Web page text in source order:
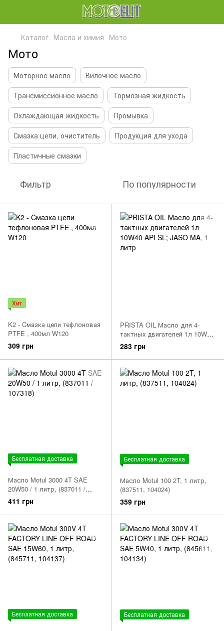
Каталог Масла и химия Мото
Мото
Моторное масло
Вилочное масло
Трансмиссионное масло
Тормозная жидкость
Охлаждающая жидкость
Промывка
Смазка цепи, очиститель
Продукция для ухода
Пластичные смазки
Фильтр По популярности
Хит
K2 - Cмазка цепи тефлоновая
PTFE , 400мл W120
309 грн
PRISTA OIL Масло для 4-
тактных двигателей 1л 10W40
API SL; JASO MA
283 грн
Бесплатная доставка
Масло Motul 3000 4T SAE
20W50 / 1 литр, (837011 /
107318)
411 грн
Бесплатная доставка
Масло Motul 100 2T, 1 литр,
(837511, 104024)
359 грн
Бесплатная доставка Бесплатная доставка